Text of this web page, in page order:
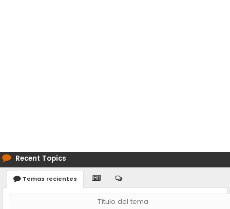
Recent Topics
Temas recientes
Título del tema